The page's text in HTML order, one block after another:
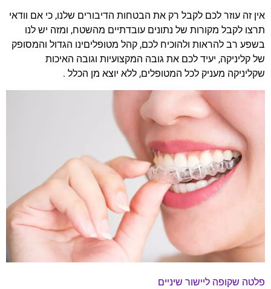
אין זה עוזר לכם לקבל רק את הבטחות הדיבורים שלנו, כי אם וודאי
תרצו לקבל מקורות של נתונים עובדתיים מהשטח, ומזה יש לנו
בשפע רב להראות ולהוכיח לכם, קהל מטופליםינו הגדול והמסופק
של קליניקה, יעיד לכם את גובה המקצועיות וגובה האיכות
שקליניקה מעניק לכל המטופלים, ללא יוצא מן הכלל .
פלטה שקופה ליישור שיניים